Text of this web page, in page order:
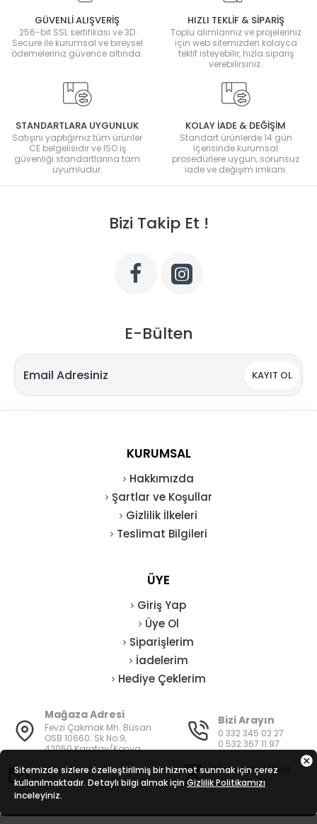
GÜVENLİ ALIŞVERİŞ
256-bit SSL sertifikası ve 3D
Secure ile kurumsal ve bireysel
ödemeleriniz güvence altında.
HIZLI TEKLİF & SİPARİŞ
Toplu alımlarınız ve projeleriniz
için web sitemizden kolayca
teklif isteyebilir, hızla sipariş
verebilirsiniz.
STANDARTLARA UYGUNLUK
Satışını yaptığımız tüm ürünler
CE belgelisidir ve ISO iş
güvenliği standartlarına tam
uyumludur.
KOLAY İADE & DEĞİŞİM
Standart ürünlerde 14 gün
içerisinde kurumsal
prosedürlere uygun, sorunsuz
iade ve değişim imkanı.
Bizi Takip Et !
E-Bülten
KAYIT OL
KURUMSAL
Hakkımızda
Şartlar ve Koşullar
Gizlilik İlkeleri
Teslimat Bilgileri
ÜYE
Giriş Yap
Üye Ol
Siparişlerim
İadelerim
Hediye Çeklerim
Mağaza Adresi
Fevzi Çakmak Mh. Büsan
OSB 10660. Sk No:9,
42050 Karatay/Konya
Bizi Arayın
0 332 345 02 27
0 532 367 11 97
E-Posta
bilgi@vatanisguvenligi.com
Mesai Saatleri
08:00 - 19:00
Sitemizde sizlere özelleştirilmiş bir hizmet sunmak için çerez
kullanılmaktadır. Detaylı bilgi almak için Gizlilik Politikamızı
inceleyiniz.